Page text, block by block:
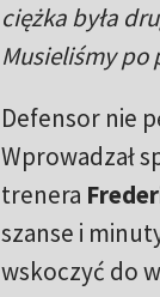
ciężka była
Musieliśmy po
Defensor nie
Wprowadzał
trenera
szanse i
wskoczyć do